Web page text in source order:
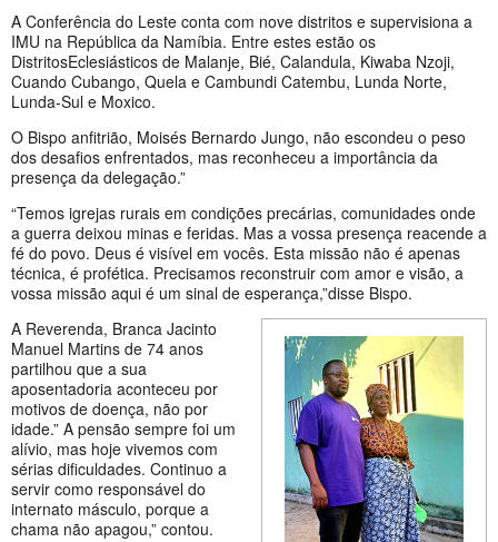
A Conferência do Leste conta com nove distritos e supervisiona a
IMU na República da Namíbia. Entre estes estão os
DistritosEclesiásticos de Malanje, Bié, Calandula, Kiwaba Nzoji,
Cuando Cubango, Quela e Cambundi Catembu, Lunda Norte,
Lunda-Sul e Moxico.
O Bispo anfitrião, Moisés Bernardo Jungo, não escondeu o peso
dos desafios enfrentados, mas reconheceu a importância da
presença da delegação.”
“Temos igrejas rurais em condições precárias, comunidades onde
a guerra deixou minas e feridas. Mas a vossa presença reacende a
fé do povo. Deus é visível em vocês. Esta missão não é apenas
técnica, é profética. Precisamos reconstruir com amor e visão, a
vossa missão aqui é um sinal de esperança,”disse Bispo.
A Reverenda, Branca Jacinto
Manuel Martins de 74 anos
partilhou que a sua
aposentadoria aconteceu por
motivos de doença, não por
idade.” A pensão sempre foi um
alívio, mas hoje vivemos com
sérias dificuldades. Continuo a
servir como responsável do
internato másculo, porque a
chama não apagou,” contou.